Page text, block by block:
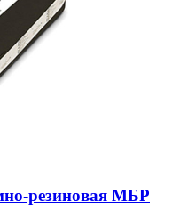
резиновая МБР